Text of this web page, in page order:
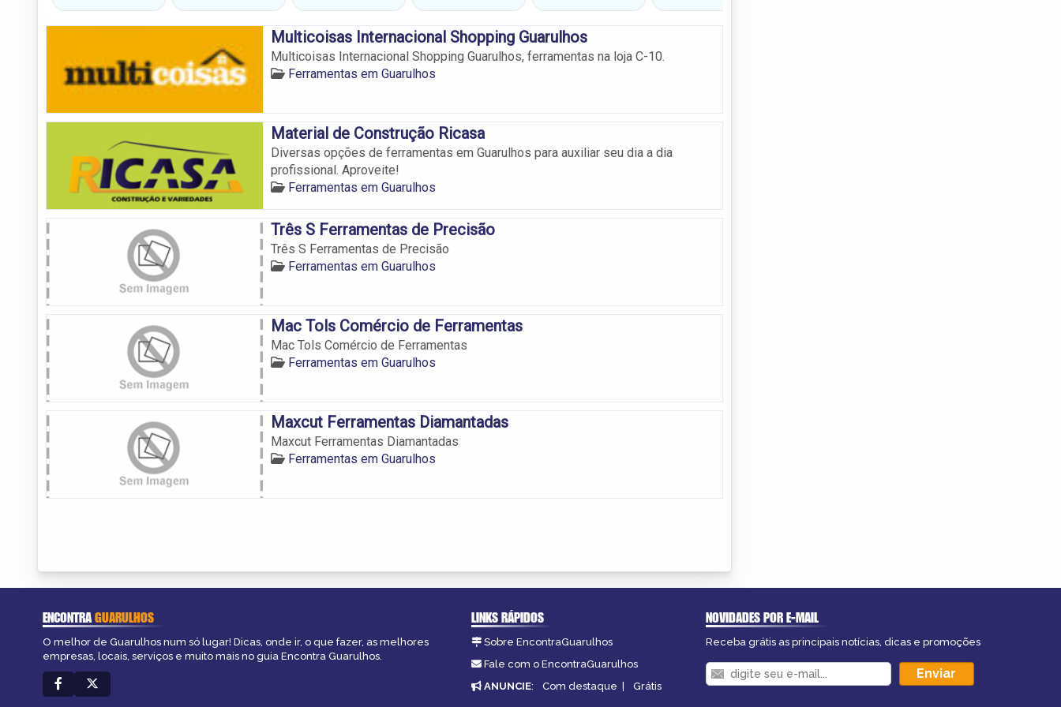
Multicoisas Internacional Shopping Guarulhos
Multicoisas Internacional Shopping Guarulhos, ferramentas na loja C-10.
Ferramentas em Guarulhos
Material de Construção Ricasa
Diversas opções de ferramentas em Guarulhos para auxiliar seu dia a dia
profissional. Aproveite!
Ferramentas em Guarulhos
Três S Ferramentas de Precisão
Três S Ferramentas de Precisão
Ferramentas em Guarulhos
Mac Tols Comércio de Ferramentas
Mac Tols Comércio de Ferramentas
Ferramentas em Guarulhos
Maxcut Ferramentas Diamantadas
Maxcut Ferramentas Diamantadas
Ferramentas em Guarulhos
ENCONTRAGUARULHOS
O melhor de Guarulhos num só lugar! Dicas, onde ir, o que fazer, as melhores
empresas, locais, serviços e muito mais no guia Encontra Guarulhos.
LINKS RÁPIDOS
Sobre EncontraGuarulhos
Fale com o EncontraGuarulhos
ANUNCIE: Com destaque | Grátis
NOVIDADES POR E-MAIL
Receba grátis as principais notícias, dicas e promoções